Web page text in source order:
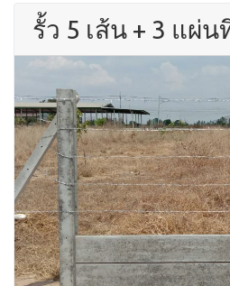
รั้ว 5 เส้น + 3 แผ่น